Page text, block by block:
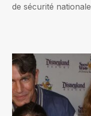
de sécurité nationale